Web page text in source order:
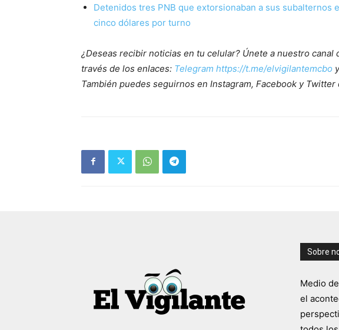
Detenidos tres PNB que extorsionaban a sus subalternos
cinco dólares por turno
¿Deseas recibir noticias en tu celular? Únete a nuestro canal
través de los enlaces: Telegram https://t.me/elvigilantemcbo
También puedes seguirnos en Instagram, Facebook y
Sobre
Medio
el